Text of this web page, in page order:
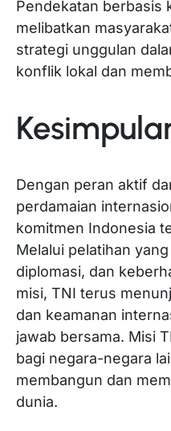
Pendekatan berbasis
melibatkan
strategi unggulan
konflik lokal dan
Dengan peran aktif
perdamaian
komitmen Indonesia
Melalui pelatihan
diplomasi, dan
misi, TNI terus
dan keamanan
jawab bersama. Misi
bagi negara-negara
membangun dan
dunia.